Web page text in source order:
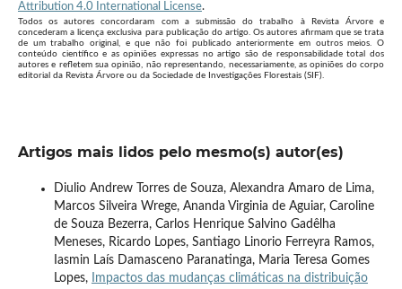
Attribution 4.0 International License.
Todos os autores concordaram com a submissão do trabalho à Revista Árvore e
concederam a licença exclusiva para publicação do artigo. Os autores afirmam que se trata
de um trabalho original, e que não foi publicado anteriormente em outros meios. O
conteúdo científico e as opiniões expressas no artigo são de responsabilidade total dos
autores e refletem sua opinião, não representando, necessariamente, as opiniões do corpo
editorial da Revista Árvore ou da Sociedade de Investigações Florestais (SIF).
Artigos mais lidos pelo mesmo(s) autor(es)
Diulio Andrew Torres de Souza, Alexandra Amaro de Lima,
Marcos Silveira Wrege, Ananda Virginia de Aguiar, Caroline
de Souza Bezerra, Carlos Henrique Salvino Gadêlha
Meneses, Ricardo Lopes, Santiago Linorio Ferreyra Ramos,
Iasmin Laís Damasceno Paranatinga, Maria Teresa Gomes
Lopes,
Impactos das mudanças climáticas na distribuição